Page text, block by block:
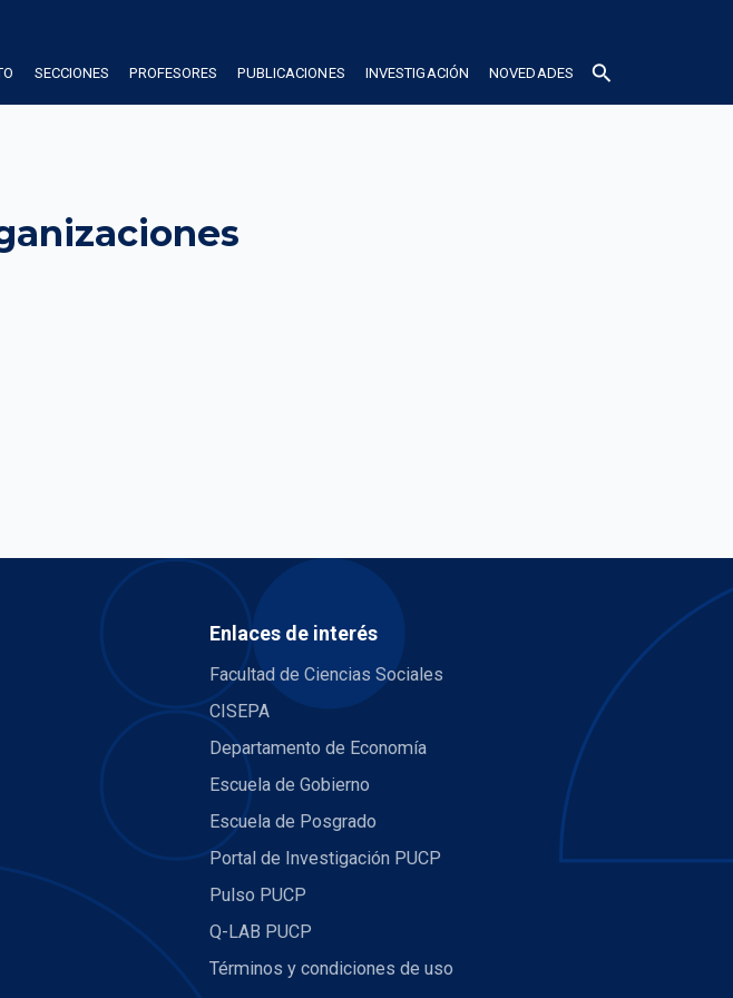
SECCIONES PROFESORES PUBLICACIONES INVESTIGACIÓN NOVEDADES search
Enlaces de interés
Facultad de Ciencias Sociales
CISEPA
Departamento de Economía
Escuela de Gobierno
Escuela de Posgrado
Portal de Investigación PUCP
Pulso PUCP
Q-LAB PUCP
Términos y condiciones de uso